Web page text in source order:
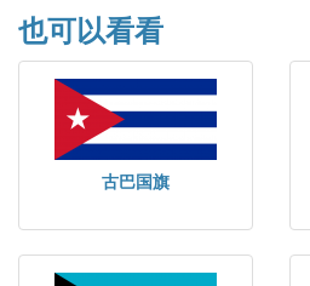
也可以看看
古巴国旗